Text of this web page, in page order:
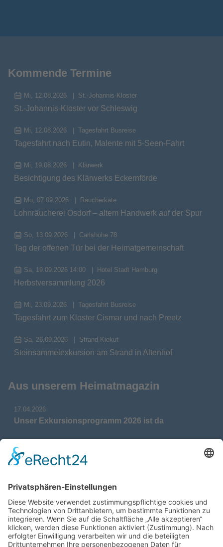
Kommende Termine
Mi, 12.08.2026 St.-Johannis-Kloster
St.-Johannis-Kloster vor Schleswig
Mi, 12.08.2026 Tagesfahrt Busreise
Tagesfahrt nach Eutin, Malente mit 5-Seen-Fahrt
Mi, 19.08.2026 Klärwerk
Besichtigung des Klärwerks Eckernförde
Mo, 07.09.2026 Räucherkate
Lohnräucherei Osdorf – altem Handwerk auf der Spur
So, 13.09.2026 Carlshöhe 78
Tag der offenen Tür bei der Heimatgemeinschaft
Sa, 19.09.2026 14:00 Hotel Stadt Hamburg
Herbstversammlung 2026
Mi, 23.09.2026 Tagesfahrt Busreise
Tagesfahrt zum Kloster Cismar und nach Preetz
Sa, 26.09.2026 Strand Kiekut
Steinsammelexkursion am Strand in Altenhof
Aus unserem Heimatmagazin
17.04.2026
Unser Exkursionsprogramm 2026 ist da
17.04.2026
Verdienstmedaille für Telse Stoy
Das war: Munition im Meer
17.04.2026
Fahrtenprogramm 2026 ist fertig